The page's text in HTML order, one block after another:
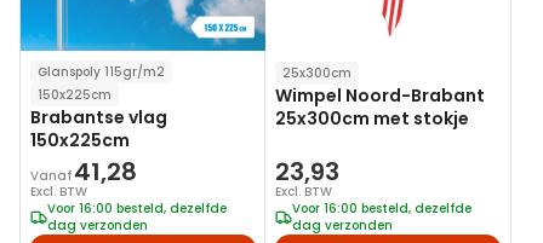
Glanspoly 115gr/m2
150x225cm
Brabantse vlag
150x225cm
Vanaf 41,28
Excl. BTW
Voor 16:00 besteld, dezelfde
dag verzonden
25x300cm
Wimpel Noord-Brabant
25x300cm met stokje
23,93
Excl. BTW
Voor 16:00 besteld, dezelfde
dag verzonden